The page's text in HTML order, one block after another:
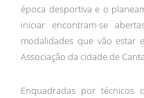
época desportiva e o
iniciar encontram-se
modalidades que vão estar
Associação da cidade de
Enquadradas por técnicos